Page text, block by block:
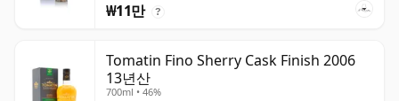
₩11만 ?
Tomatin Fino Sherry Cask Finish 2006
13년산
700ml • 46%